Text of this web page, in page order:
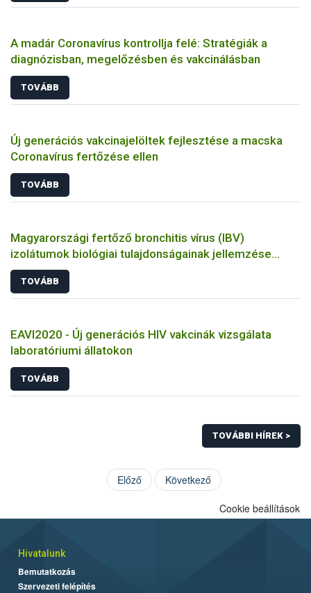
A madár Coronavírus kontrollja felé: Stratégiák a
diagnózisban, megelőzésben és vakcinálásban
TOVÁBB
Új generációs vakcinajelöltek fejlesztése a macska
Coronavírus fertőzése ellen
TOVÁBB
Magyarországi fertőző bronchitis vírus (IBV)
izolátumok biológiai tulajdonságainak jellemzése
állatkísérletes és molekuláris biológiai eszközökkel
TOVÁBB
EAVI2020 - Új generációs HIV vakcinák vizsgálata
laboratóriumi állatokon
TOVÁBB
TOVÁBBI HÍREK >
Előző Következő
Cookie beállítások
Hivatalunk
Bemutatkozás
Szervezeti felépítés